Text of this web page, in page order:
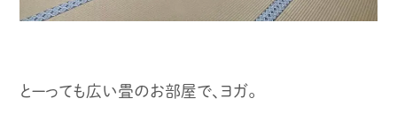
とーっても広い畳のお部屋で、ヨガ。